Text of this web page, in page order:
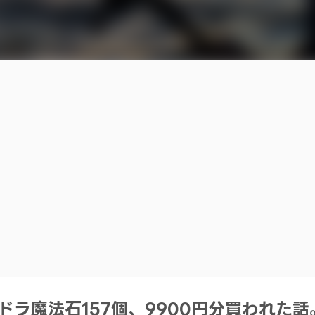
ラ魔法石157個、9900円分買われた話